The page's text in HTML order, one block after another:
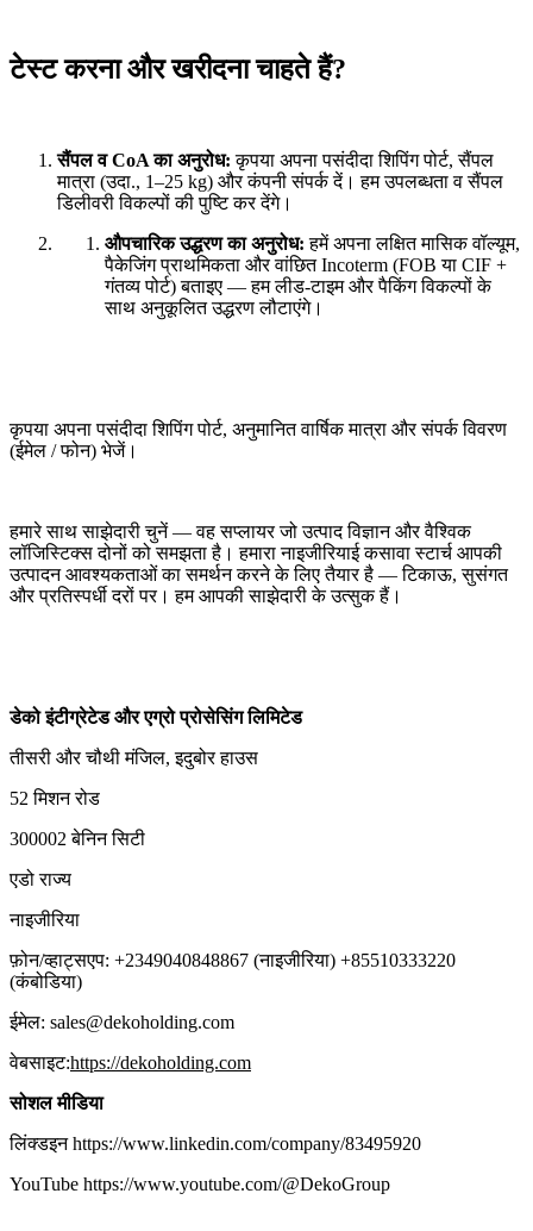
टेस्ट करना और खरीदना चाहते हैं?
सैंपल व CoA का अनुरोध: कृपया अपना पसंदीदा शिपिंग पोर्ट, सैंपल
मात्रा (उदा., 1–25 kg) और कंपनी संपर्क दें। हम उपलब्धता व सैंपल
डिलीवरी विकल्पों की पुष्टि कर देंगे।
औपचारिक उद्धरण का अनुरोध: हमें अपना लक्षित मासिक वॉल्यूम,
पैकेजिंग प्राथमिकता और वांछित Incoterm (FOB या CIF +
गंतव्य पोर्ट) बताइए — हम लीड-टाइम और पैकिंग विकल्पों के
साथ अनुकूलित उद्धरण लौटाएंगे।
कृपया अपना पसंदीदा शिपिंग पोर्ट, अनुमानित वार्षिक मात्रा और संपर्क विवरण
(ईमेल / फोन) भेजें।
हमारे साथ साझेदारी चुनें — वह सप्लायर जो उत्पाद विज्ञान और वैश्विक
लॉजिस्टिक्स दोनों को समझता है। हमारा नाइजीरियाई कसावा स्टार्च आपकी
उत्पादन आवश्यकताओं का समर्थन करने के लिए तैयार है — टिकाऊ, सुसंगत
और प्रतिस्पर्धी दरों पर। हम आपकी साझेदारी के उत्सुक हैं।
डेको इंटीग्रेटेड और एग्रो प्रोसेसिंग लिमिटेड
तीसरी और चौथी मंजिल, इदुबोर हाउस
52 मिशन रोड
300002 बेनिन सिटी
एडो राज्य
नाइजीरिया
फ़ोन/व्हाट्सएप: +2349040848867 (नाइजीरिया) +85510333220
(कंबोडिया)
ईमेल: sales@dekoholding.com
वेबसाइट:https://dekoholding.com
सोशल मीडिया
लिंक्डइन https://www.linkedin.com/company/83495920
YouTube https://www.youtube.com/@DekoGroup